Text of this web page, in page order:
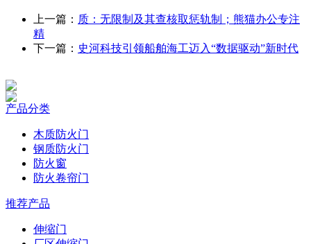
上一篇： 质：无限制及其查核取惩轨制；熊猫办公专注
精
下一篇： 史河科技引领船舶海工迈入“数据驱动”新时代
产品分类
木质防火门
钢质防火门
防火窗
防火卷帘门
推荐产品
伸缩门